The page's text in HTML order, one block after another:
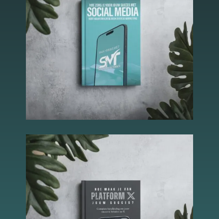
Essentiële Cookies
kernfunctionaliteiten
mogelijk, zoals
beveiliging,
identiteitscontrole
en netwerkbeheer.
Deze cookies
kunnen niet worden
uitgeschakeld.